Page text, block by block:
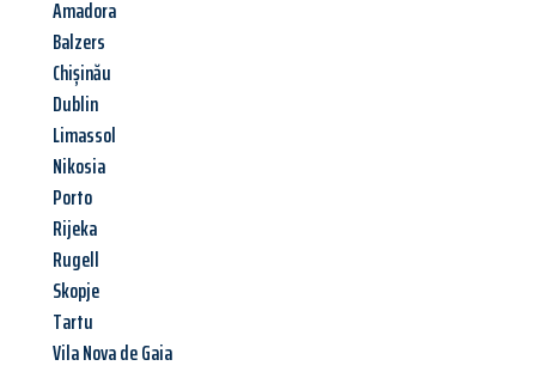
Amadora
Balzers
Chișinău
Dublin
Limassol
Nikosia
Porto
Rijeka
Rugell
Skopje
Tartu
Vila Nova de Gaia